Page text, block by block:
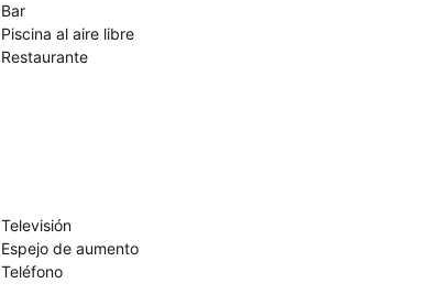
Bar
Piscina al aire libre
Restaurante
Televisión
Espejo de aumento
Teléfono